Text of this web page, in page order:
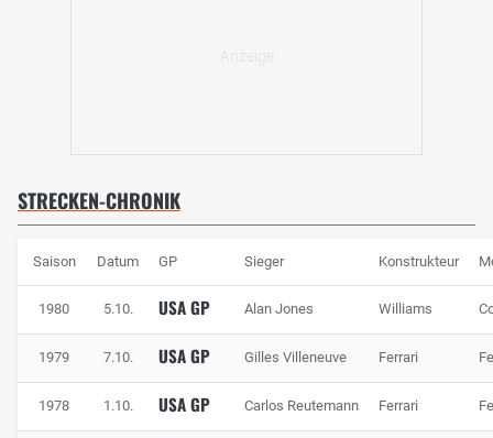
STRECKEN-CHRONIK
Saison Datum GP Sieger Konstrukteur
1980 5.10. USA GP Alan Jones Williams
1979 7.10. USA GP Gilles Villeneuve Ferrari
1978 1.10. USA GP Carlos Reutemann Ferrari